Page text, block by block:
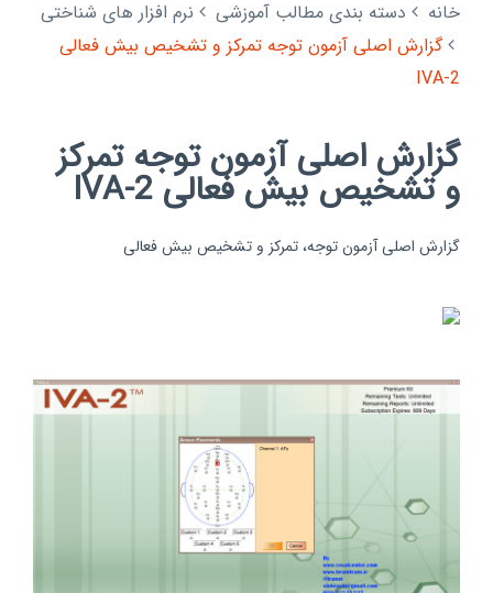
خانه دسته بندی مطالب آموزشی
نرم افزار های شناختی
گزارش اصلی آزمون توجه تمرکز و تشخیص بیش فعالی
IVA-2
گزارش اصلی آزمون توجه تمرکز
و تشخیص بیش فعالی IVA-2
گزارش اصلی آزمون توجه، تمرکز و تشخیص بیش فعالی